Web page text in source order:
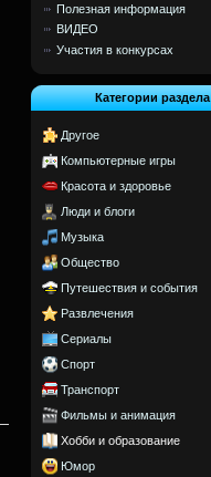
Полезная информация
ВИДЕО
Участия в конкурсах
Категории раздела
Другое
Компьютерные игры
Красота и здоровье
Люди и блоги
Музыка
Общество
Путешествия и события
Развлечения
Сериалы
Спорт
Транспорт
Фильмы и анимация
Хобби и образование
Юмор